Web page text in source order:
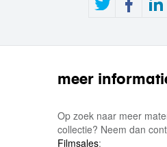
meer
Op zoek naar meer
collectie? Neem dan
Filmsales: